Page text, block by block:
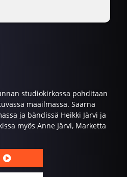
studiokirkossa pohditaan
maailmassa. Saarna
ja bändissä Heikki Järvi ja
myös Anne Järvi, Marketta